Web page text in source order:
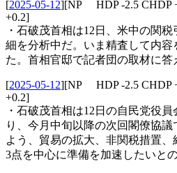
[2025-05-12][NP HDP -2.5 CHDP
+0.2]
・石破茂首相は12日、米中の関
細を分析中だ。いま精査して内
た。首相官邸で記者団の取材に答
[2025-05-12][NP HDP -2.5 CHDP
+0.2]
・石破茂首相は12日の自民党役
り、今月中旬以降の次回閣僚協
よう、貿易の拡大、非関税措置
3点を中心に準備を加速したいと